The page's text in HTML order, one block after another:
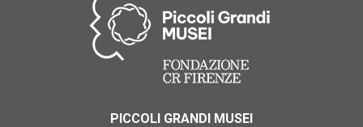
PICCOLI GRANDI MUSEI